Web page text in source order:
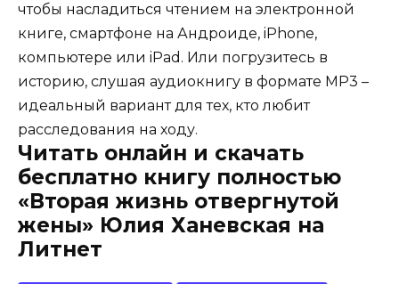
чтобы насладиться чтением на электронной
книге, смартфоне на Андроиде, iPhone,
компьютере или iPad. Или погрузитесь в
историю, слушая аудиокнигу в формате MP3 –
идеальный вариант для тех, кто любит
расследования на ходу.
Читать онлайн и скачать
бесплатно книгу полностью
«Вторая жизнь отвергнутой
жены» Юлия Ханевская на
Литнет